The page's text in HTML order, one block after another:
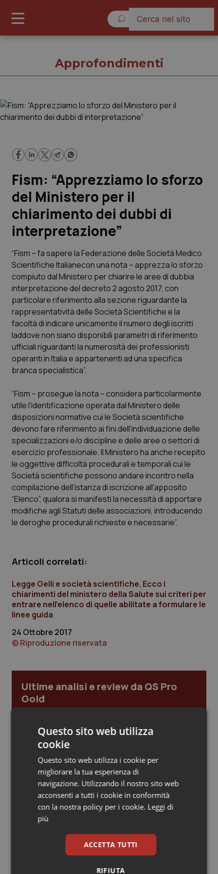
Governo e Parlamento
Regioni e Asl
Lavoro e Professioni
Scienza e Farmaci
Studi e Analisi
Lettere al direttore
Edizioni Regionali
QS Pro
Professionisti Sanitari.AI
Abruzzo
Basilicata
Calabria
Campania
Emilia-Romagna
Friuli Venezia Giulia
Lombardia
Marche
Molise
Piemonte
Provincia Autonoma di Bolzano
Puglia
Sardegna
Sicilia
Toscana
QS Pro Gold
Artrite & artrosi
Asma & BPCO
Car-T
Colesterolo & coronaropatie
Dermatite Atopica
Dolore
Donna & Salute
Epatiti
HIV
Infezioni & Febbre
Malattie rare
Malattia di Crohn & Rettocolite Ulcerosa
Neuroscienze & patologie neurodegenerative
Obesità
Oftalmologia
QS Club Newsletter
Approfondimenti
Fism: “Apprezziamo lo sforzo
del Ministero per il
chiarimento dei dubbi di
interpretazione”
“Fism – fa sapere la Federazione delle Società Medico
Scientifiche Italianecon una nota – apprezza lo sforzo
compiuto dal Ministero per chiarire le aree di dubbia
interpretazione del decreto 2 agosto 2017, con
particolare riferimento alla sezione riguardante la
rappresentatività delle Società Scientifiche e la
facoltà di indicare unicamente il numero degli iscritti
laddove non siano disponibili parametri di riferimento
ufficiali riguardanti la numerosità dei professionisti
operanti in Italia e appartenenti ad una specifica
branca specialistica”.
“Fism – prosegue la nota – considera particolarmente
utile l'identificazione operata dal Ministero delle
disposizioni normative cui le Società scientifiche
devono fare riferimento ai fini dell'individuazione delle
specializzazioni e/o discipline e delle aree o settori di
esercizio professionale. Il Ministero ha anche recepito
le oggettive difficoltà procedurali e temporali cui le
Società scientifiche possono andare incontro nella
compilazione dell'istanza di iscrizione all'apposito
“Elenco”, qualora si manifesti la necessità di apportare
modifiche agli Statuti delle associazioni, introducendo
le deroghe procedurali richieste e necessarie”.
Articoli correlati:
Legge Gelli e società scientifiche. Ecco i
chiarimenti del ministero della Salute sui criteri per
entrare nell’elenco di quelle abilitate a formulare le
linee guida
24 Ottobre 2017
© Riproduzione riservata
Ultime analisi e review da QS Pro
Gold
compliance, GDPR e Risk management
Gestione dell'Ipertensione resistente:
dalle Linee Guida alle terapie innovative
Questo sito web utilizza
cookie
Questo sito web utilizza i cookie per
migliorare la tua esperienza di
navigazione. Utilizzando il nostro sito web
acconsenti a tutti i cookie in conformità
con la nostra policy per i cookie. Leggi di
più
ACCETTA TUTTI
RIFIUTA